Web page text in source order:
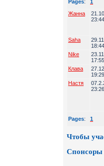
Pages: 1
Жанна
23:44
Saha
18:44
Nike
17:55
Клава
19:29
Настя
23:26
Pages: 1
Чтобы
Спонсоры